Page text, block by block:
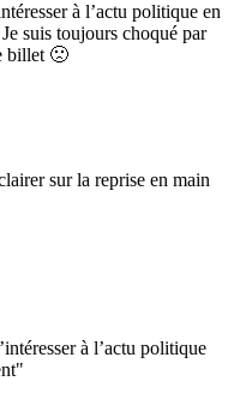
à l’actu politique en
suis toujours choqué par
billet 🙁
sur la reprise en main
à l’actu politique